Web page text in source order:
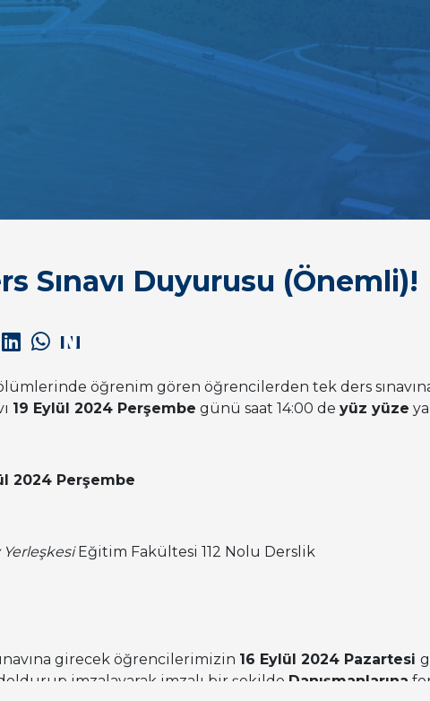
Sınavı Duyurusu (Önemli)!
öğrenim gören öğrencilerden tek ders
19 Eylül 2024 Perşembe günü saat 14:00 de yüz yüze
2024 Perşembe
Eğitim Fakültesi 112 Nolu Derslik
girecek öğrencilerimizin 16 Eylül 2024 Pazartesi
imzalayarak imzalı bir şekilde Danışmanlarına